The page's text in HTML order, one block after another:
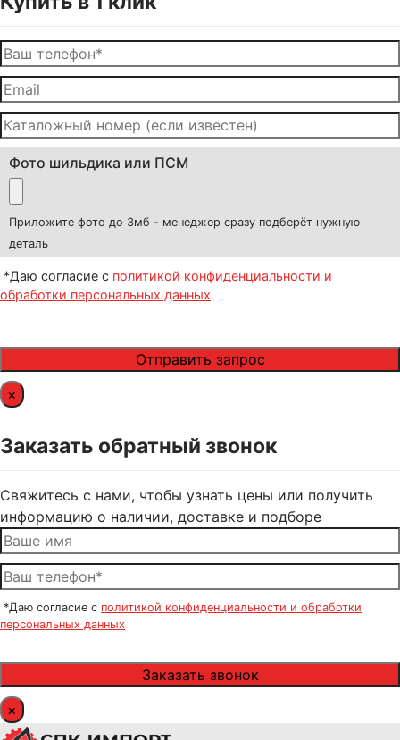
Фото шильдика или ПСМ
Приложите фото до 3мб - менеджер сразу подберёт нужную
деталь
*Даю согласие с политикой конфиденциальности и
обработки персональных данных
×
Заказать обратный звонок
Свяжитесь с нами, чтобы узнать цены или получить
информацию о наличии, доставке и подборе
*Даю согласие с политикой конфиденциальности и обработки
персональных данных
×